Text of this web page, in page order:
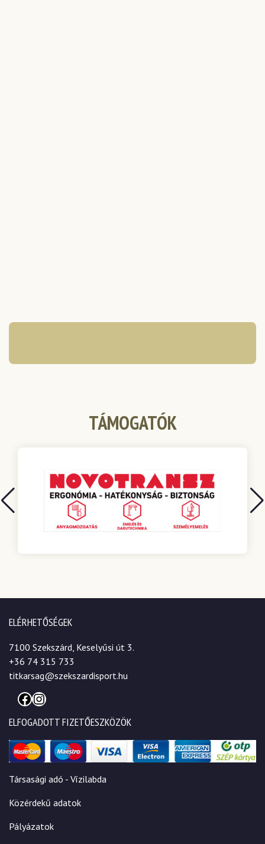
TÁMOGATÓK
ELÉRHETŐSÉGEK
7100 Szekszárd, Keselyűsi út 3.
+36 74 315 733
titkarsag@szekszardisport.hu
Facebook
Instagram
ELFOGADOTT FIZETŐESZKÖZÖK
Társasági adó - Vízilabda
Közérdekű adatok
Pályázatok